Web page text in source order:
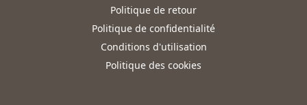
Politique de retour
Politique de confidentialité
Conditions d'utilisation
Politique des cookies